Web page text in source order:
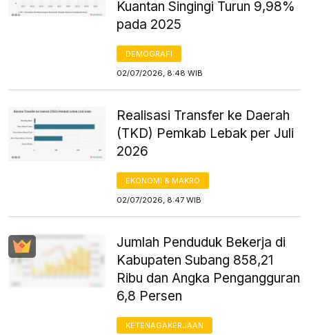
Kuantan Singingi Turun 9,98%
pada 2025
DEMOGRAFI
02/07/2026, 8:48 WIB
Realisasi Transfer ke Daerah
(TKD) Pemkab Lebak per Juli
2026
EKONOMI & MAKRO
02/07/2026, 8:47 WIB
Jumlah Penduduk Bekerja di
Kabupaten Subang 858,21
Ribu dan Angka Pengangguran
6,8 Persen
KETENAGAKERJAAN